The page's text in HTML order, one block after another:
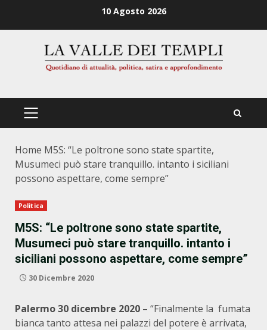
10 Agosto 2026
PRIMÄRES
Home M5S: “Le poltrone sono state spartite,
Musumeci può stare tranquillo. intanto i siciliani
possono aspettare, come sempre”
Politica
M5S: “Le poltrone sono state spartite,
Musumeci può stare tranquillo. intanto i
siciliani possono aspettare, come sempre”
30 Dicembre 2020
Palermo 30 dicembre 2020 – “Finalmente la fumata
bianca tanto attesa nei palazzi del potere è arrivata,